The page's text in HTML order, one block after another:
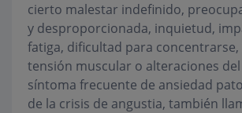
cierto malestar indefinido,
y desproporcionada, inquietud,
fatiga, dificultad para
tensión muscular o alteraciones
síntoma frecuente de ansiedad
de la crisis de angustia, también